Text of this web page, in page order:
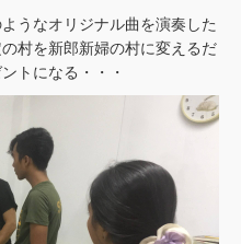
うなオリジナル曲を演奏した
村を新郎新婦の村に変えるだ
トになる・・・